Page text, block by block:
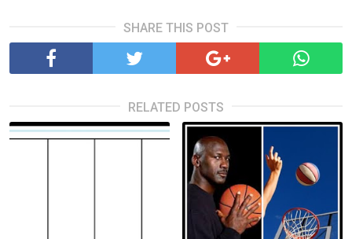
SHARE THIS POST
RELATED POSTS